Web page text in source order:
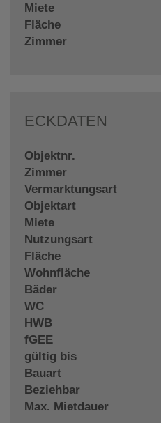
Miete
Fläche
Zimmer
ECKDATEN
Objektnr.
Zimmer
Vermarktungsart
Objektart
Miete
Nutzungsart
Fläche
Wohnfläche
Bäder
WC
HWB
fGEE
gültig bis
Bauart
Beziehbar
Max. Mietdauer